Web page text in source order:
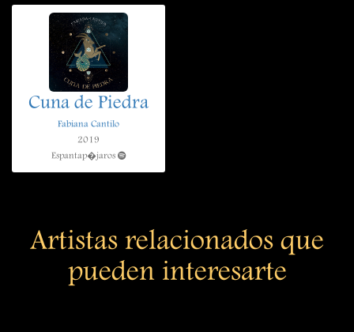
Cuna de Piedra
Fabiana Cantilo
2019
Espantap�jaros
Artistas relacionados que
pueden interesarte